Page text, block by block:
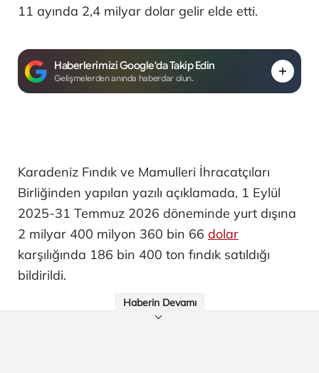
11 ayında 2,4 milyar dolar gelir elde etti.
Haberlerimizi Google'da Takip Edin
Gelişmelerden anında haberdar olun.
Karadeniz Fındık ve Mamulleri İhracatçıları
Birliğinden yapılan yazılı açıklamada, 1 Eylül
2025-31 Temmuz 2026 döneminde yurt dışına
2 milyar 400 milyon 360 bin 66 dolar
karşılığında 186 bin 400 ton fındık satıldığı
bildirildi.
Haberin Devamı